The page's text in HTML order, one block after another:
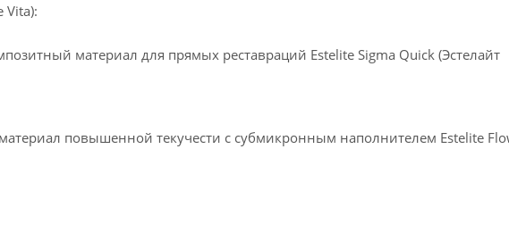
материал для прямых реставраций Estelite Sigma Quick (Эстелайт
повышенной текучести с субмикронным наполнителем Estelite